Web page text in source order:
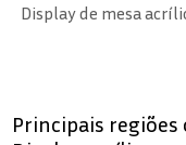
Display de mesa
Principais